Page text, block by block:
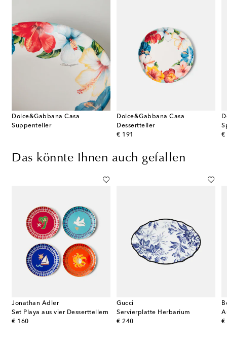
Dolce&Gabbana Casa
Suppenteller
Dolce&Gabbana Casa
Dessertteller
€ 191
original price
€
Das könnte Ihnen auch gefallen
Jonathan Adler
Set Playa aus vier Desserttellern
€ 160
original price
Gucci
Servierplatte Herbarium
€ 240
original price
€